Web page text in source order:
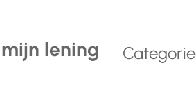
lening